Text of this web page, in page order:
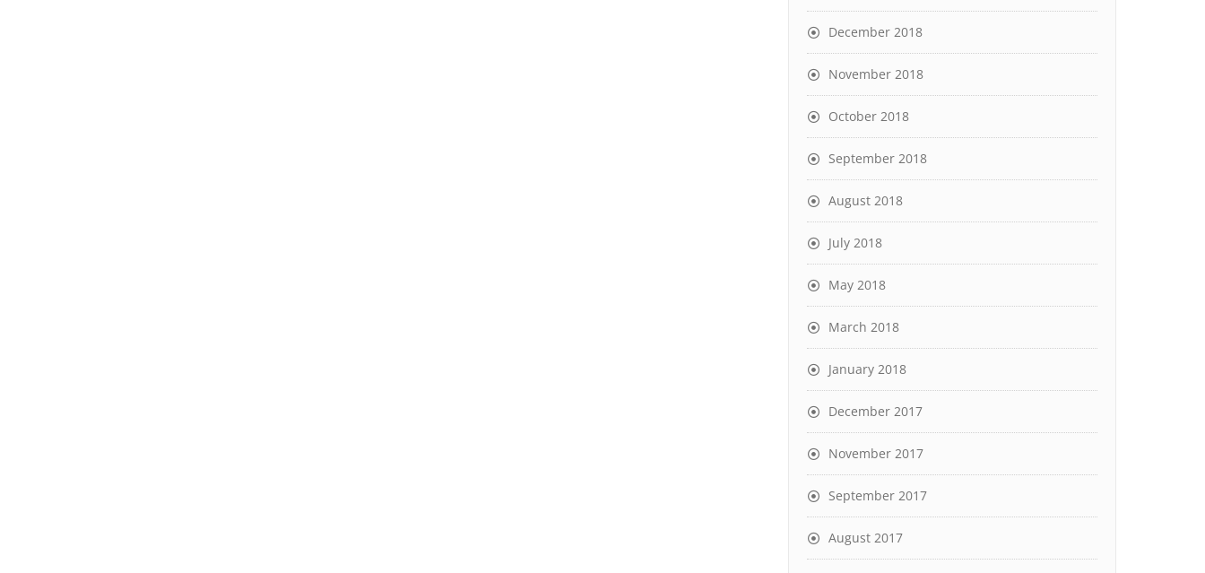
December 2018
November 2018
October 2018
September 2018
August 2018
July 2018
May 2018
March 2018
January 2018
December 2017
November 2017
September 2017
August 2017